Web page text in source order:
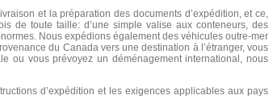
et la préparation des documents d’expédition, et ce,
de toute taille: d’une simple valise aux conteneurs, des
Nous expédions également des véhicules outre-mer
du Canada vers une destination à l’étranger, vous
ou vous prévoyez un déménagement international, nous
d’expédition et les exigences applicables aux pays